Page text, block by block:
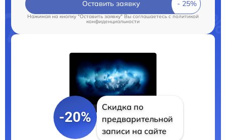
Оставить заявку
Нажимая на кнопку "Оставить заявку" Вы соглашаетесь cполитикой
конфиденциальности
-20%
Скидка по
предварительной
записи на сайте